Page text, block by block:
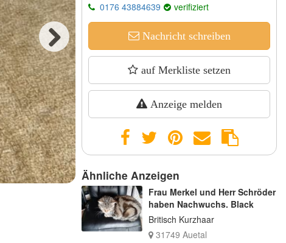
Next
0176 43884639
verifiziert
Nachricht schreiben
auf Merkliste setzen
Anzeige melden
Ähnliche Anzeigen
Frau Merkel und Herr Schröder
haben Nachwuchs. Black
Britisch Kurzhaar
31749 Auetal